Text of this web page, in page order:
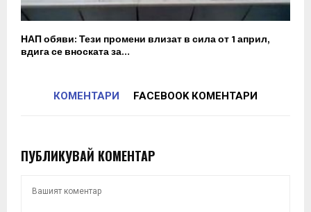
НАП обяви: Тези промени влизат в сила от 1 април,
вдига се вноската за…
КОМЕНТАРИ FACEBOOK КОМЕНТАРИ
ПУБЛИКУВАЙ КОМЕНТАР